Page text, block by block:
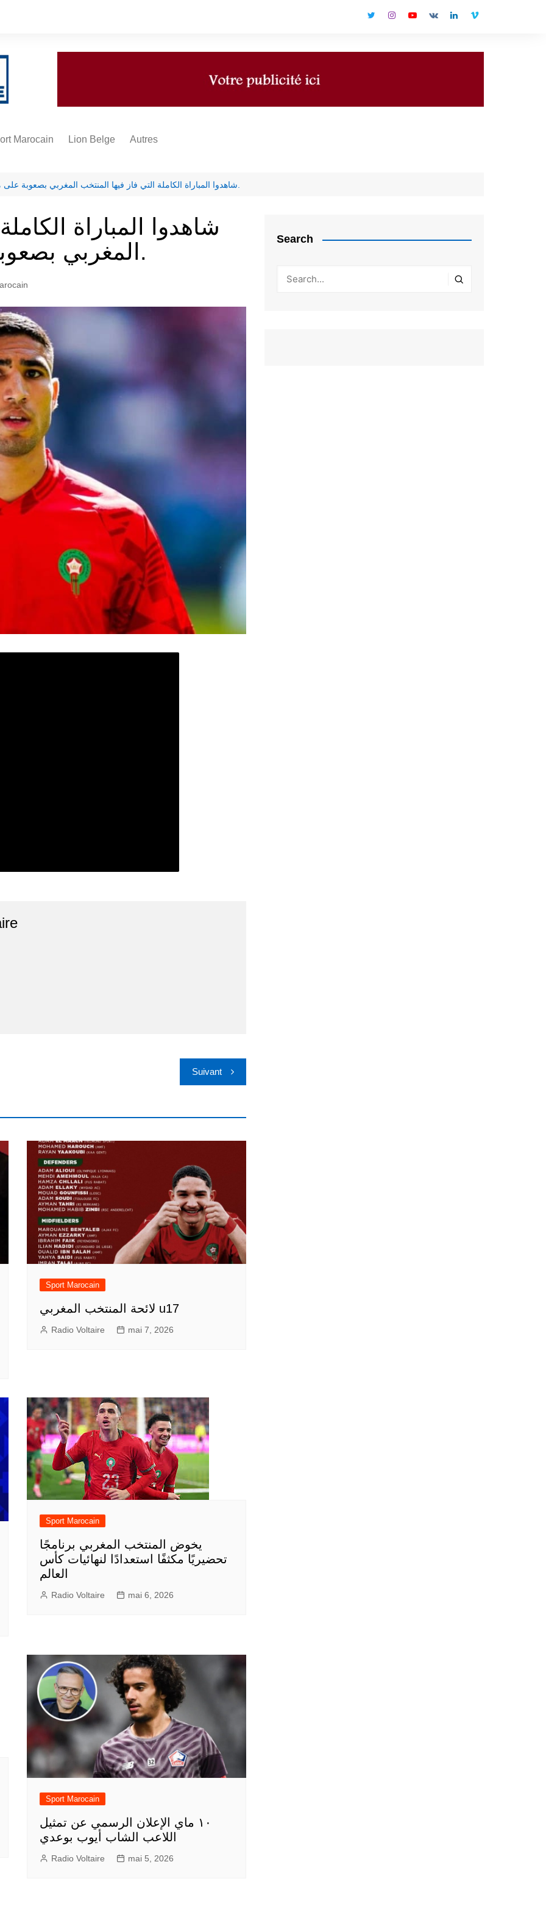
Marocain Lion Belge
Infos
Sponsoring
Autres
شاهدوا المباراة
المغربي بصعوبة على منتخب البحرين.
Suivant
Sport Marocain
لائحة المنتخب المغربي u17
Radio Voltaire mai 7, 2026
Sport Marocain
يخوض المنتخب المغربي برنامجًا
تحضيريًا مكثفًا استعدادًا لنهائيات كأس
العالم
Radio Voltaire mai 6, 2026
Sport Marocain
١٠ ماي الإعلان الرسمي عن تمثيل
اللاعب الشاب أيوب بوعدي
Radio Voltaire mai 5, 2026
Search